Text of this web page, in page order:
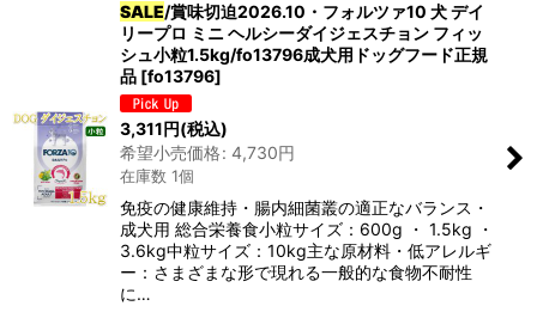
SALE/賞味切迫2026.10・フォルツァ10 犬 デイ
リープロ ミニ ヘルシーダイジェスチョン フィッ
シュ小粒1.5kg/fo13796成犬用ドッグフード正規
品 [fo13796]
3,311円(税込)
希望小売価格: 4,730円
在庫数 1個
免疫の健康維持・腸内細菌叢の適正なバランス・
成犬用 総合栄養食小粒サイズ：600g ・ 1.5kg ・
3.6kg中粒サイズ：10kg主な原材料・低アレルギ
ー：さまざまな形で現れる一般的な食物不耐性
に…